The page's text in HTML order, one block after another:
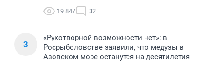
19 847 32
3
«Рукотворной возможности нет»: в
Росрыболовстве заявили, что медузы в
Азовском море останутся на десятилетия